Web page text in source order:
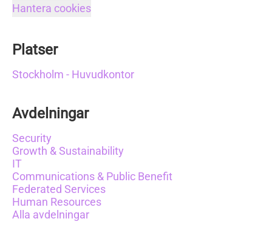
Hantera cookies
Platser
Stockholm - Huvudkontor
Avdelningar
Security
Growth & Sustainability
IT
Communications & Public Benefit
Federated Services
Human Resources
Alla avdelningar